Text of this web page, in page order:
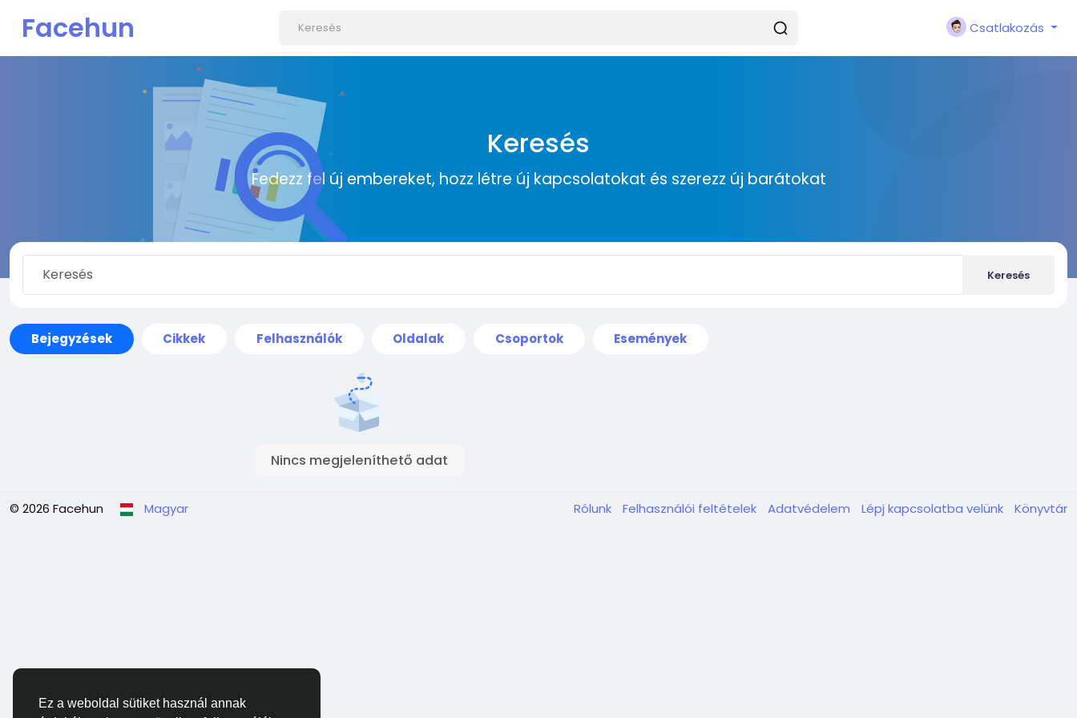
Ez a weboldal sütiket használ annak
Facehun Csatlakozás
Keresés
Fedezz fel új embereket, hozz létre új kapcsolatokat és szerezz új barátokat
Keresés
Bejegyzések Cikkek Felhasználók Oldalak Csoportok Események
Nincs megjeleníthető adat
© 2026 Facehun Magyar Rólunk Felhasználói feltételek Adatvédelem Lépj kapcsolatba velünk Könyvtár